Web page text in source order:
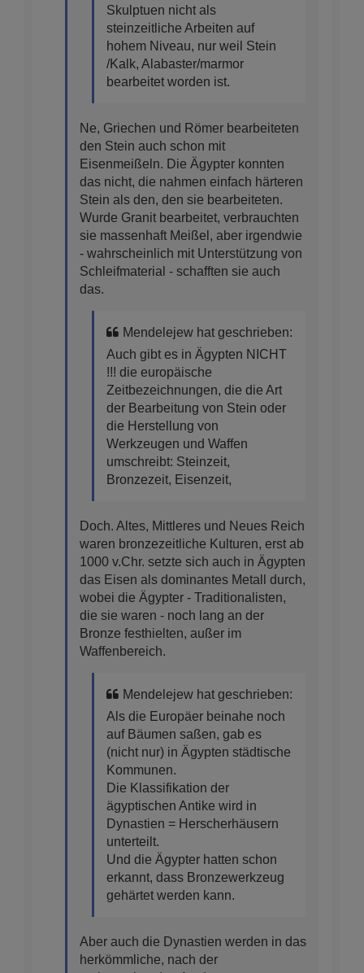
Skulptuen nicht als
steinzeitliche Arbeiten auf
hohem Niveau, nur weil Stein
/Kalk, Alabaster/marmor
bearbeitet worden ist.
Ne, Griechen und Römer bearbeiteten
den Stein auch schon mit
Eisenmeißeln. Die Ägypter konnten
das nicht, die nahmen einfach härteren
Stein als den, den sie bearbeiteten.
Wurde Granit bearbeitet, verbrauchten
sie massenhaft Meißel, aber irgendwie
- wahrscheinlich mit Unterstützung von
Schleifmaterial - schafften sie auch
das.
Mendelejew hat geschrieben:
Auch gibt es in Ägypten NICHT
!!! die europäische
Zeitbezeichnungen, die die Art
der Bearbeitung von Stein oder
die Herstellung von
Werkzeugen und Waffen
umschreibt: Steinzeit,
Bronzezeit, Eisenzeit,
Doch. Altes, Mittleres und Neues Reich
waren bronzezeitliche Kulturen, erst ab
1000 v.Chr. setzte sich auch in Ägypten
das Eisen als dominantes Metall durch,
wobei die Ägypter - Traditionalisten,
die sie waren - noch lang an der
Bronze festhielten, außer im
Waffenbereich.
Mendelejew hat geschrieben:
Als die Europäer beinahe noch
auf Bäumen saßen, gab es
(nicht nur) in Ägypten städtische
Kommunen.
Die Klassifikation der
ägyptischen Antike wird in
Dynastien = Herscherhäusern
unterteilt.
Und die Ägypter hatten schon
erkannt, dass Bronzewerkzeug
gehärtet werden kann.
Aber auch die Dynastien werden in das
herkömmliche, nach der